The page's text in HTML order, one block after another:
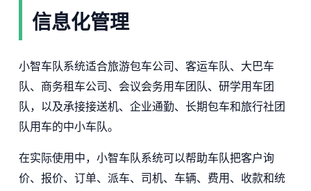
信息化管理
小智车队系统适合旅游包车公司、客运车队、大巴车
队、商务租车公司、会议会务用车团队、研学用车团
队，以及承接接送机、企业通勤、长期包车和旅行社团
队用车的中小车队。
在实际使用中，小智车队系统可以帮助车队把客户询
价、报价、订单、派车、司机、车辆、费用、收款和统